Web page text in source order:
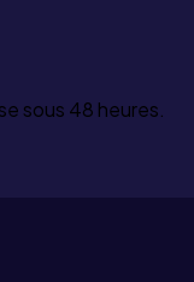
sous 48 heures.